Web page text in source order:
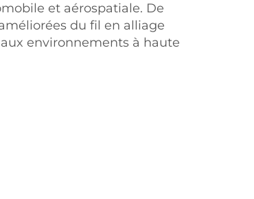
et aérospatiale. De
du fil en alliage
environnements à haute